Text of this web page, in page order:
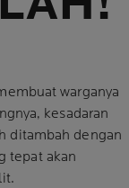
warganya
kesadaran
ditambah dengan
tepat akan
.